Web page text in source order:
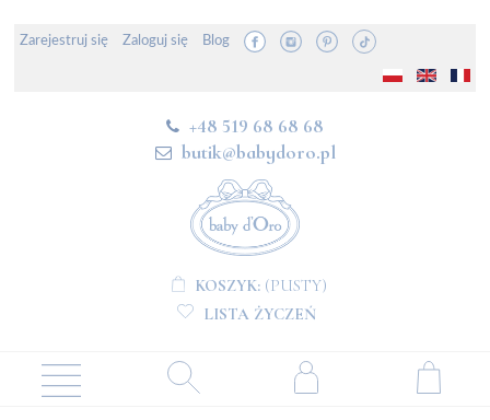
Zarejestruj się Zaloguj się Blog
+48 519 68 68 68
butik@babydoro.pl
KOSZYK: (PUSTY)
LISTA ŻYCZEŃ